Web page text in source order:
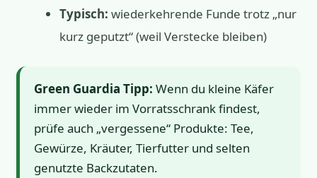
Typisch: wiederkehrende Funde trotz „nur
kurz geputzt“ (weil Verstecke bleiben)
Green Guardia Tipp: Wenn du kleine Käfer
immer wieder im Vorratsschrank findest,
prüfe auch „vergessene“ Produkte: Tee,
Gewürze, Kräuter, Tierfutter und selten
genutzte Backzutaten.